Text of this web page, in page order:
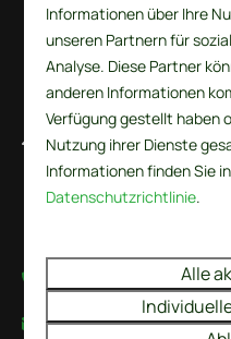
De Wielen 84
1744 KS Sint Maarten
Noord-Holland
Informationen über Ihre
unseren Partnern für
Analyse. Diese Partner
anderen Informationen
Verfügung gestellt haben
Nutzung ihrer Dienste
Informationen finden Sie
Datenschutzrichtlinie.
Alle